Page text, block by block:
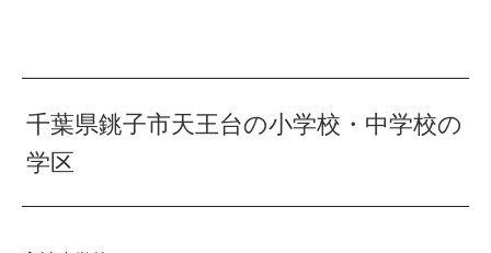
千葉県銚子市天王台の小学校・中学校の
学区